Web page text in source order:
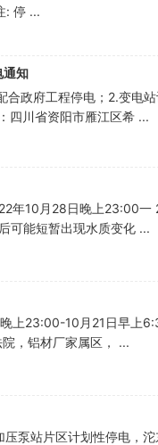
: 停 ...
通知
政府工程停电；2.变电
川省资阳市雁江区希 ...
年10月28日晚上23:00一
可能短暂出现水质变化 ...
上23:00-10月21日早上
，铝材厂家属区， ...
泵站片区计划性停电，